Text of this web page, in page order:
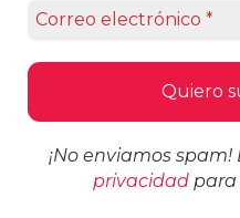
¡No enviamos spam!
privacidad para